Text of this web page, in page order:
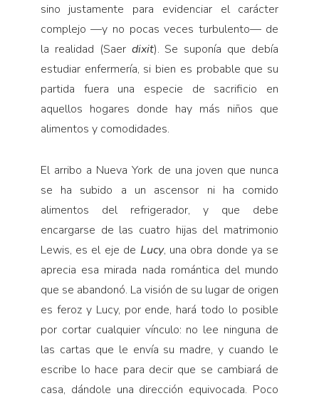
sino justamente para evidenciar el carácter
complejo —y no pocas veces turbulento— de
la realidad (Saer dixit). Se suponía que debía
estudiar enfermería, si bien es probable que su
partida fuera una especie de sacrificio en
aquellos hogares donde hay más niños que
alimentos y comodidades.
El arribo a Nueva York de una joven que nunca
se ha subido a un ascensor ni ha comido
alimentos del refrigerador, y que debe
encargarse de las cuatro hijas del matrimonio
Lewis, es el eje de Lucy, una obra donde ya se
aprecia esa mirada nada romántica del mundo
que se abandonó. La visión de su lugar de origen
es feroz y Lucy, por ende, hará todo lo posible
por cortar cualquier vínculo: no lee ninguna de
las cartas que le envía su madre, y cuando le
escribe lo hace para decir que se cambiará de
casa, dándole una dirección equivocada. Poco